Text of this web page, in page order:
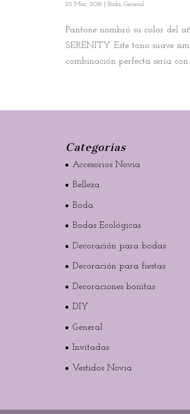
25 Mar, 2016 |Boda,General
Pantone nombró su color del
SERENITY. Este tono suave
combinación perfecta sería
Categorias
Accesorios Novia
Belleza
Boda
Bodas Ecológicas
Decoración para bodas
Decoración para fiestas
Decoraciones bonitas
DIY
General
Invitadas
Vestidos Novia